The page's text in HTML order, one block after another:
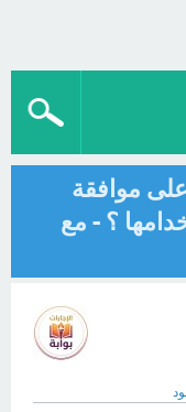
موافقة
؟ - مع